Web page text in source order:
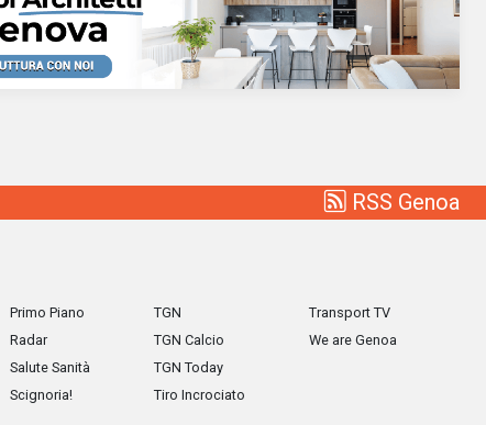
RSS Genoa
Primo Piano
Radar
Salute Sanità
Scignoria!
TGN
TGN Calcio
TGN Today
Tiro Incrociato
Transport TV
We are Genoa